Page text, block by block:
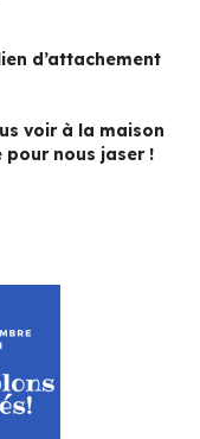
d’attachement
voir à la maison
nous jaser !